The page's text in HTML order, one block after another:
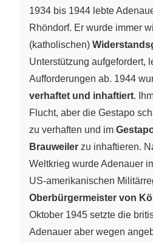
1934 bis 1944 lebte
Rhöndorf. Er wurde immer
(katholischen)
Unterstützung aufgefordert,
Aufforderungen ab. 1944
verhaftet und inhaftiert.
Flucht, aber die Gestapo
zu verhaften und im
Brauweiler zu inhaftieren.
Weltkrieg wurde Adenauer
US-amerikanischen
Oberbürgermeister von
Oktober 1945 setzte die
Adenauer aber wegen